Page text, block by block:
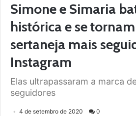
Simone e Simaria
histórica e se
sertaneja mais
Instagram
Elas ultrapassaram a marca
seguidores
4 de setembro de 2020 0